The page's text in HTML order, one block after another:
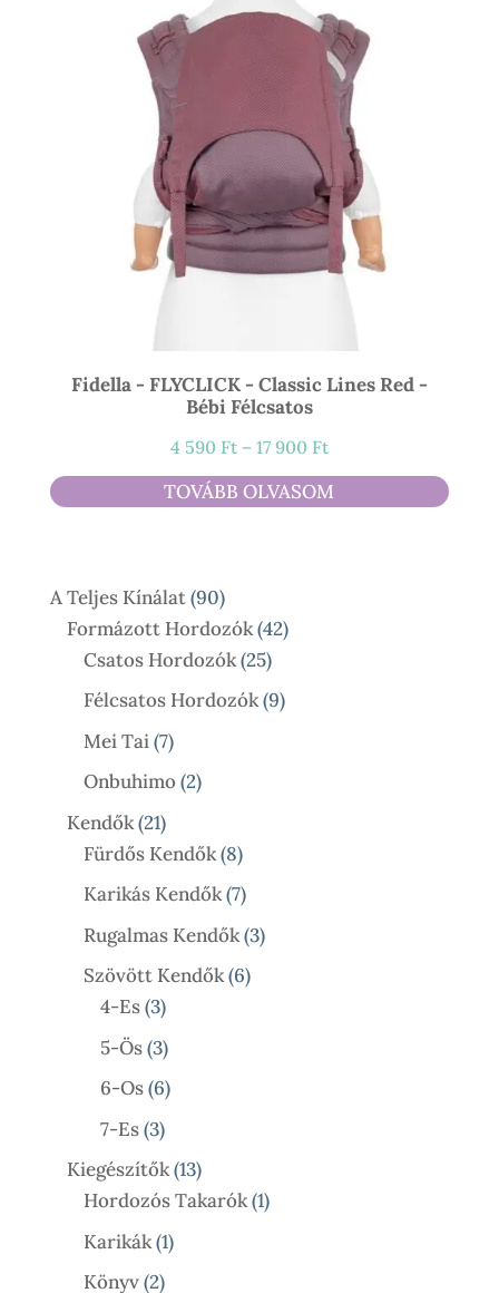
Fidella - FLYCLICK - Classic Lines Red -
Bébi Félcsatos
4 590 Ft – 17 900 FtÁrtartomány:
4
590 Ft
TOVÁBB OLVASOM
A Teljes Kínálat 9090
Termék
Formázott Hordozók 4242
Csatos Hordozók 2525
Termék
Félcsatos Hordozók 99
Mei Tai 77
Termék
Onbuhimo 22
Kendők 2121
Termék
Fürdős Kendők 88
Termék
Karikás Kendők 77
Termék
Rugalmas Kendők 33
Szövött Kendők 66
4-Es 33
Termék
5-Ös 33
Termék
6-Os 66
7-Es 33
Termék
Kiegészítők 1313
Termék
Hordozós Takarók 11
Karikák 11
Könyv 22